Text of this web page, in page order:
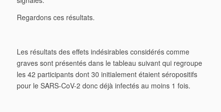
Regardons ces résultats.
Les résultats des effets indésirables considérés comme
graves sont présentés dans le tableau suivant qui regroupe
les 42 participants dont 30 initialement étaient séropositifs
pour le SARS-CoV-2 donc déjà infectés au moins 1 fois.